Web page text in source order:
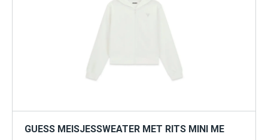
GUESS MEISJESSWEATER MET RITS MINI ME